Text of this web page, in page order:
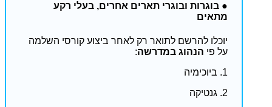
● בוגרות ובוגרי תארים אחרים, בעלי רקע
מתאים
יוכלו להרשם לתואר רק לאחר ביצוע קורסי השלמה
על פי הנהוג במדרשה:
1. ביוכימיה
2. גנטיקה